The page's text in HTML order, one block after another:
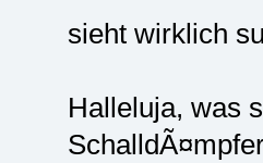
sieht wirklich
Halleluja, was